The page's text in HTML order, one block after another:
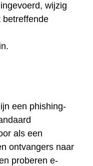
wijzig
betreffende
een phishing-
als een
ontvangers naar
proberen e-